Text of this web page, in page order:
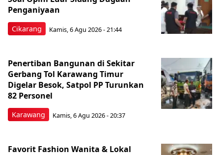
Cikarang
Penganiyaan
Kamis, 6 Agu 2026 - 21:44
Karawang
Penertiban Bangunan di Sekitar
Gerbang Tol Karawang Timur
Digelar Besok, Satpol PP Turunkan
82 Personel
Kamis, 6 Agu 2026 - 20:37
Favorit Fashion Wanita & Lokal